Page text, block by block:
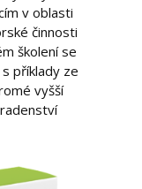
v oblasti
činnosti
školení se
příklady ze
vyšší